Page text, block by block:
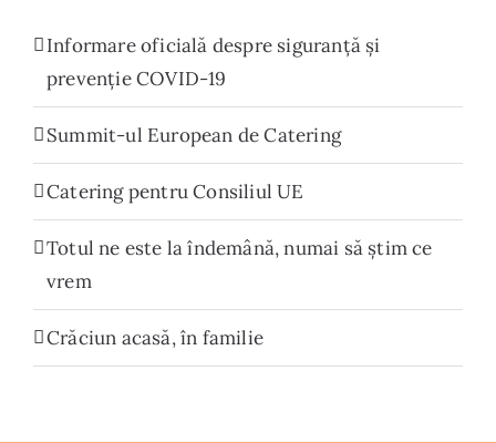
Informare oficială despre siguranță și
prevenție COVID-19
Summit-ul European de Catering
Catering pentru Consiliul UE
Totul ne este la îndemână, numai să știm ce
vrem
Crăciun acasă, în familie